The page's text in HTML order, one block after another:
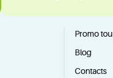
Promo
Blog
Contacts